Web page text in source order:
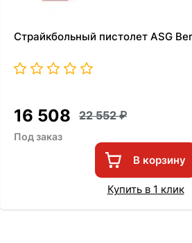
Страйкбольный пистолет ASG
16 508 22 552
Под заказ
В корзину
Купить в 1 клик